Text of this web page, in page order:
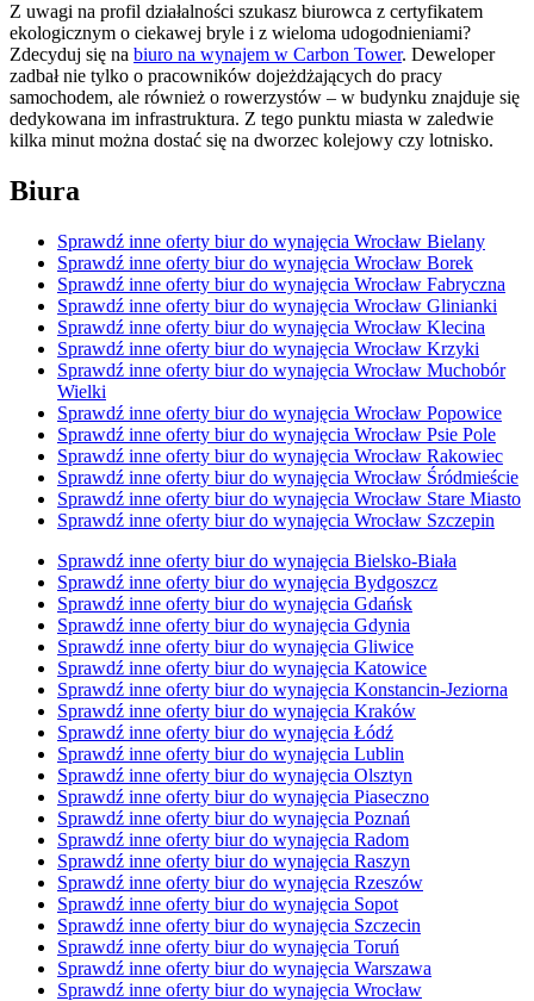
Z uwagi na profil działalności szukasz biurowca z certyfikatem
ekologicznym o ciekawej bryle i z wieloma udogodnieniami?
Zdecyduj się na biuro na wynajem w Carbon Tower. Deweloper
zadbał nie tylko o pracowników dojeżdżających do pracy
samochodem, ale również o rowerzystów – w budynku znajduje się
dedykowana im infrastruktura. Z tego punktu miasta w zaledwie
kilka minut można dostać się na dworzec kolejowy czy lotnisko.
Biura
Sprawdź inne oferty biur do wynajęcia Wrocław Bielany
Sprawdź inne oferty biur do wynajęcia Wrocław Borek
Sprawdź inne oferty biur do wynajęcia Wrocław Fabryczna
Sprawdź inne oferty biur do wynajęcia Wrocław Glinianki
Sprawdź inne oferty biur do wynajęcia Wrocław Klecina
Sprawdź inne oferty biur do wynajęcia Wrocław Krzyki
Sprawdź inne oferty biur do wynajęcia Wrocław Muchobór
Wielki
Sprawdź inne oferty biur do wynajęcia Wrocław Popowice
Sprawdź inne oferty biur do wynajęcia Wrocław Psie Pole
Sprawdź inne oferty biur do wynajęcia Wrocław Rakowiec
Sprawdź inne oferty biur do wynajęcia Wrocław Śródmieście
Sprawdź inne oferty biur do wynajęcia Wrocław Stare Miasto
Sprawdź inne oferty biur do wynajęcia Wrocław Szczepin
Sprawdź inne oferty biur do wynajęcia Bielsko-Biała
Sprawdź inne oferty biur do wynajęcia Bydgoszcz
Sprawdź inne oferty biur do wynajęcia Gdańsk
Sprawdź inne oferty biur do wynajęcia Gdynia
Sprawdź inne oferty biur do wynajęcia Gliwice
Sprawdź inne oferty biur do wynajęcia Katowice
Sprawdź inne oferty biur do wynajęcia Konstancin-Jeziorna
Sprawdź inne oferty biur do wynajęcia Kraków
Sprawdź inne oferty biur do wynajęcia Łódź
Sprawdź inne oferty biur do wynajęcia Lublin
Sprawdź inne oferty biur do wynajęcia Olsztyn
Sprawdź inne oferty biur do wynajęcia Piaseczno
Sprawdź inne oferty biur do wynajęcia Poznań
Sprawdź inne oferty biur do wynajęcia Radom
Sprawdź inne oferty biur do wynajęcia Raszyn
Sprawdź inne oferty biur do wynajęcia Rzeszów
Sprawdź inne oferty biur do wynajęcia Sopot
Sprawdź inne oferty biur do wynajęcia Szczecin
Sprawdź inne oferty biur do wynajęcia Toruń
Sprawdź inne oferty biur do wynajęcia Warszawa
Sprawdź inne oferty biur do wynajęcia Wrocław